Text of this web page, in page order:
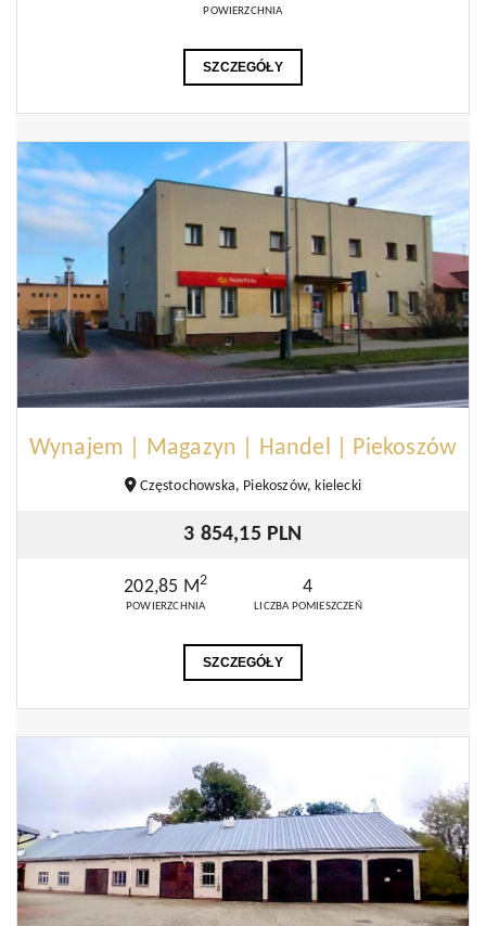
POWIERZCHNIA
SZCZEGÓŁY
Wynajem | Magazyn | Handel | Piekoszów
Częstochowska, Piekoszów, kielecki
3 854,15 PLN
202,85 M2
POWIERZCHNIA
4
LICZBA POMIESZCZEŃ
SZCZEGÓŁY